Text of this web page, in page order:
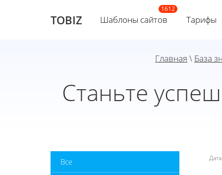
TOBIZ Шаблоны сайтов Тарифы
Главная \ База
Станьте
Все